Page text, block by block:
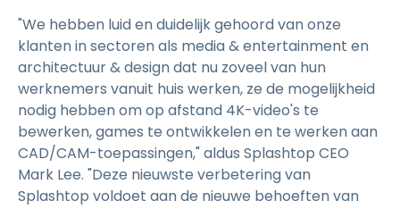
"We hebben luid en duidelijk gehoord van onze
klanten in sectoren als media & entertainment en
architectuur & design dat nu zoveel van hun
werknemers vanuit huis werken, ze de mogelijkheid
nodig hebben om op afstand 4K-video's te
bewerken, games te ontwikkelen en te werken aan
CAD/CAM-toepassingen," aldus Splashtop CEO
Mark Lee. "Deze nieuwste verbetering van
Splashtop voldoet aan de nieuwe behoeften van